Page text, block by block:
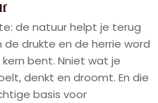
de natuur helpt je terug
de drukte en de herrie word
bent. N​​niet wat je
denkt en droomt. En die
basis voor